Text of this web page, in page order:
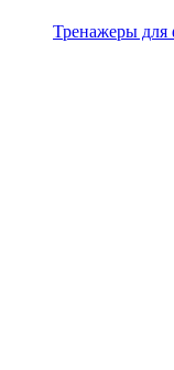
Тренажеры для